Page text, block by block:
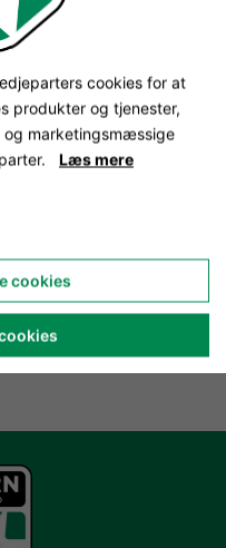
cookies for at
produkter og tjenester,
marketingsmæssige
Læs mere
cookies